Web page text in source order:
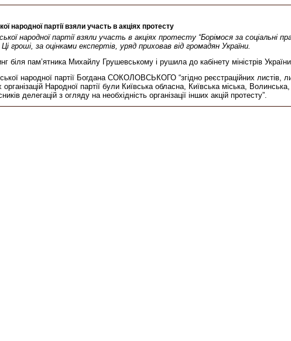
народної партії взяли участь в акціях протесту
народної партії взяли участь в акціях протесту “Борімося за соціальні
гроші, за оцінками експертів, уряд приховав від громадян України.
біля пам’ятника Михайлу Грушевському і рушила до кабінету міністрів
народної партії Богдана СОКОЛОВСЬКОГО “згідно реєстраційних листів,
Народної партії були Київська обласна, Київська міська,
делегацій з огляду на необхідність організації інших акцій протесту”.